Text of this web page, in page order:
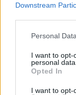
Downstream
Personal
I want to opt-
personal data.
Opted In
I want to opt-